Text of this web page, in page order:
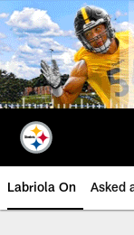
Skip
to
main
content
Labriola On Asked